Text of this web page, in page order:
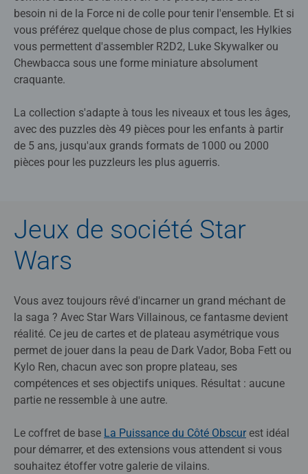
besoin ni de la Force ni de colle pour tenir l'ensemble. Et si
vous préférez quelque chose de plus compact, les Hylkies
vous permettent d'assembler R2D2, Luke Skywalker ou
Chewbacca sous une forme miniature absolument
craquante.
La collection s'adapte à tous les niveaux et tous les âges,
avec des puzzles dès 49 pièces pour les enfants à partir
de 5 ans, jusqu'aux grands formats de 1000 ou 2000
pièces pour les puzzleurs les plus aguerris.
Jeux de société Star
Wars
Vous avez toujours rêvé d'incarner un grand méchant de
la saga ? Avec Star Wars Villainous, ce fantasme devient
réalité. Ce jeu de cartes et de plateau asymétrique vous
permet de jouer dans la peau de Dark Vador, Boba Fett ou
Kylo Ren, chacun avec son propre plateau, ses
compétences et ses objectifs uniques. Résultat : aucune
partie ne ressemble à une autre.
Le coffret de base La Puissance du Côté Obscurest idéal
pour démarrer, et des extensions vous attendent si vous
souhaitez étoffer votre galerie de vilains.